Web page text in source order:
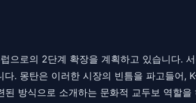
으로의 2단계 확장을 계획하고 있습니다.
. 몽탄은 이러한 시장의 빈틈을 파고들어,
방식으로 소개하는 문화적 교두보 역할을